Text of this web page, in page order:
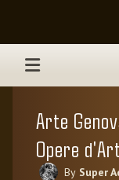
Arte
Opere
By Super